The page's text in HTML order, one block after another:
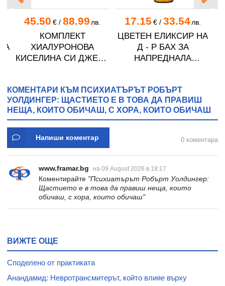
45.50 €/ 88.99 лв.
КОМПЛЕКТ
ХИАЛУРОНОВА
КИСЕЛИНА СИ ДЖЕЛИ
17.15 €/ 33.54 лв.
ЦВЕТЕН ЕЛИКСИР НА
Д - Р БАХ ЗА
НАПРЕДНАЛА
КОМЕНТАРИ КЪМ ПСИХИАТЪРЪТ РОБЪРТ
УОЛДИНГЕР: ЩАСТИЕТО Е В ТОВА ДА ПРАВИШ
НЕЩА, КОИТО ОБИЧАШ, С ХОРА, КОИТО ОБИЧАШ
Напиши коментар 0 коментара
www.framar.bg на 09 August 2026 в 18:17
Коментирайте "Психиатърът Робърт Уолдингер:
Щастието е в това да правиш неща, които
обичаш, с хора, които обичаш"
ВИЖТЕ ОЩЕ
Споделено от практиката
Анандамид: Невротрансмитерът, който влияе върху